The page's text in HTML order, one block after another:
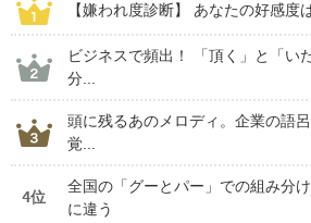
【嫌われ度診断】 あなたの好感度
ビジネスで頻出！ 「頂く」と「い
分...
頭に残るあのメロディ。企業の語
覚...
4位
全国の「グーとパー」での組み分
に違う